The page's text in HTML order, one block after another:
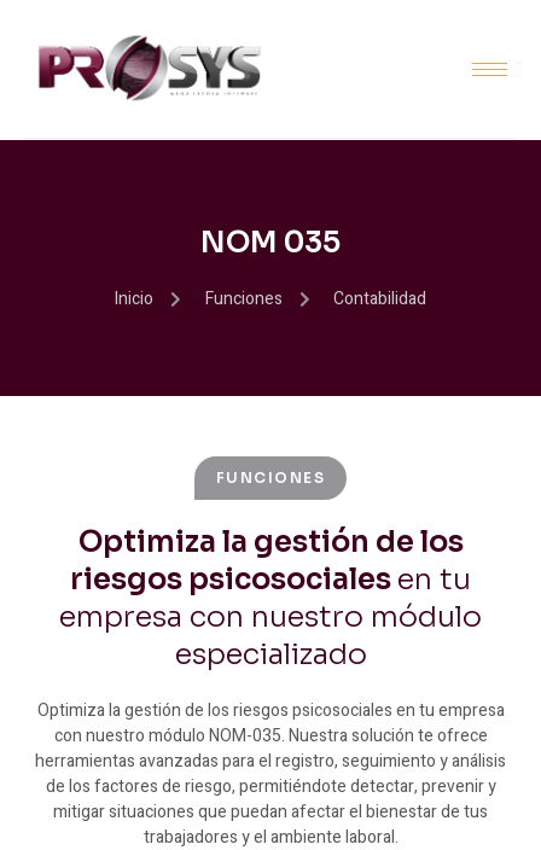
NOM 035
Inicio Funciones Contabilidad
FUNCIONES
Optimiza la gestión de los
riesgos psicosociales en tu
empresa con nuestro módulo
especializado
Optimiza la gestión de los riesgos psicosociales en tu empresa
con nuestro módulo NOM-035. Nuestra solución te ofrece
herramientas avanzadas para el registro, seguimiento y análisis
de los factores de riesgo, permitiéndote detectar, prevenir y
mitigar situaciones que puedan afectar el bienestar de tus
trabajadores y el ambiente laboral.